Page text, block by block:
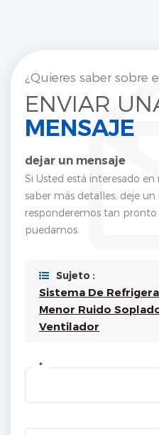
¿Quieres saber sobre
ENVIAR
MENSAJE
dejar un mensaje
Si Usted está interesado
saber más detalles, deje un
responderemos tan pronto
puedamos.
Sujeto :
Sistema De
Menor Ruido
Ventilador
*